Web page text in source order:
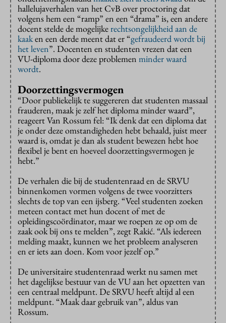
hallelujaverhalen van het CvB over proctoring dat
volgens hem een “ramp” en een “drama” is, een andere
docent stelde de mogelijke rechtsongelijkheid aan de
kaaken een derde meent dat er “gefraudeerd wordt bij
het leven”. Docenten en studenten vrezen dat een
VU-diploma door deze problemen minder waard
wordt.
Doorzettingsvermogen
“Door publiekelijk te suggereren dat studenten massaal
frauderen, maak je zelf het diploma minder waard”,
reageert Van Rossum fel: “Ik denk dat een diploma dat
je onder deze omstandigheden hebt behaald, juist meer
waard is, omdat je dan als student bewezen hebt hoe
flexibel je bent en hoeveel doorzettingsvermogen je
hebt.”
De verhalen die bij de studentenraad en de SRVU
binnenkomen vormen volgens de twee voorzitters
slechts de top van een ijsberg. “Veel studenten zoeken
meteen contact met hun docent of met de
opleidingscoördinator, maar we roepen ze op om de
zaak ook bij ons te melden”, zegt Rakić. “Als iedereen
melding maakt, kunnen we het probleem analyseren
en er iets aan doen. Kom voor jezelf op.”
De universitaire studentenraad werkt nu samen met
het dagelijkse bestuur van de VU aan het opzetten van
een centraal meldpunt. De SRVU heeft altijd al een
meldpunt. “Maak daar gebruik van”, aldus van
Rossum.